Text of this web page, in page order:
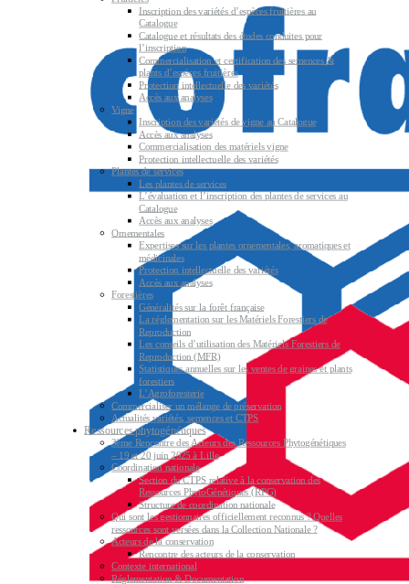
Inscription des variétés d’espèces fruitières au
Catalogue
Catalogue et résultats des études conduites pour
l’inscription
Commercialisation et certification des semences &
plants d’espèces fruitières
Protection intellectuelle des variétés
Accès aux analyses
Vigne
Inscription des variétés de vigne au Catalogue
Accès aux analyses
Commercialisation des matériels vigne
Protection intellectuelle des variétés
Plantes de services
Les plantes de services
L’évaluation et l’inscription des plantes de services au
Catalogue
Accès aux analyses
Ornementales
Expertises sur les plantes ornementales, aromatiques et
médicinales
Protection intellectuelle des variétés
Accès aux analyses
Forestières
Généralités sur la forêt française
La réglementation sur les Matériels Forestiers de
Reproduction
Les conseils d’utilisation des Matériels Forestiers de
Reproduction (MFR)
Statistiques annuelles sur les ventes de graines et plants
forestiers
L’Agroforesterie
Commercialiser un mélange de préservation
Actualités variétés, semences et CTPS
Ressources phytogénétiques
3ème Rencontre des Acteurs des Ressources Phytogénétiques
– 19 et 20 juin 2025 à Lille
Coordination nationale
Section du CTPS relative à la conservation des
Ressources PhytoGénétiques (RPG)
Structure de coordination nationale
Qui sont les gestionnaires officiellement reconnus ? Quelles
ressources sont versées dans la Collection Nationale ?
Acteurs de la conservation
Rencontre des acteurs de la conservation
Contexte international
Réglementation & Documentation